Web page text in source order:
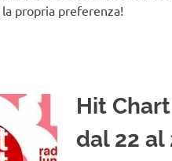
propria preferenza!
Hit
dal 22 al